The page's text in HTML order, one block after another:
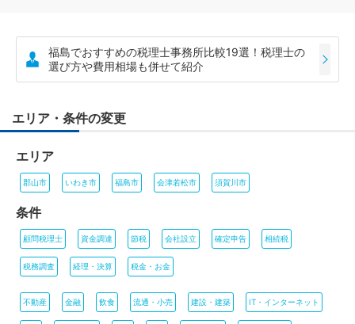
福島でおすすめの税理士事務所比較19選！税理士の
選び方や費用相場も併せて紹介
エリア・条件の変更
エリア
郡山市 いわき市 福島市 会津若松市 須賀川市
条件
顧問税理士 資金調達 節税 会社設立 確定申告 相続税
税務調査 経理・決算 税金・お金
不動産 金融 飲食 流通・小売 建設・建築 IT・インターネット